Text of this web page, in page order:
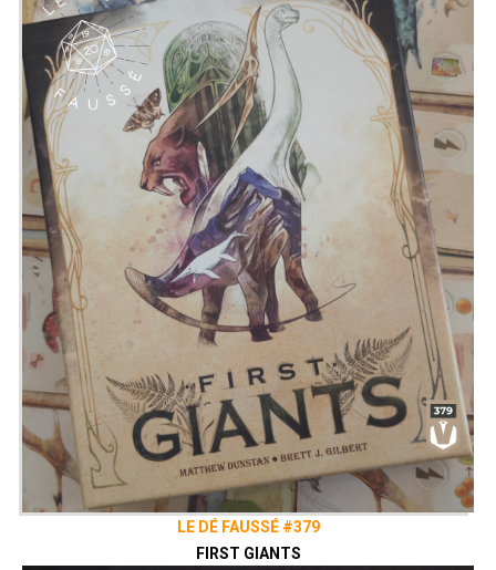
LE DÉ FAUSSÉ #379
FIRST GIANTS